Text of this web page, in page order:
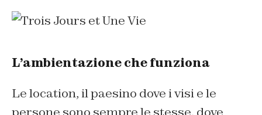
L’ambientazione che funziona
Le location, il paesino dove i visi e le